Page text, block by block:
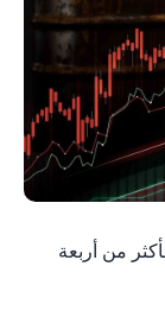
بأكثر من أربعة